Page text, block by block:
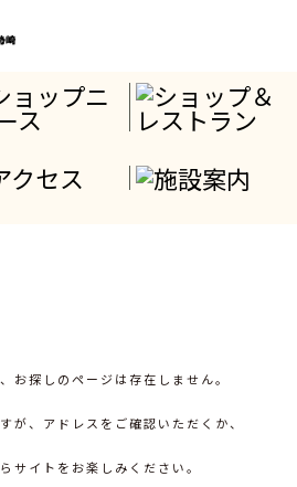
お探しのページは存在しません。
が、アドレスをご確認いただくか、
サイトをお楽しみください。